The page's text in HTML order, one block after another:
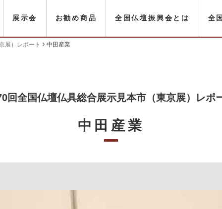
展示会 お勧め商品 全国仏壇振興会とは 全
展）レポート 中田産業
回全国仏壇仏具総合展示見本市（東京展）レポ
中田産業